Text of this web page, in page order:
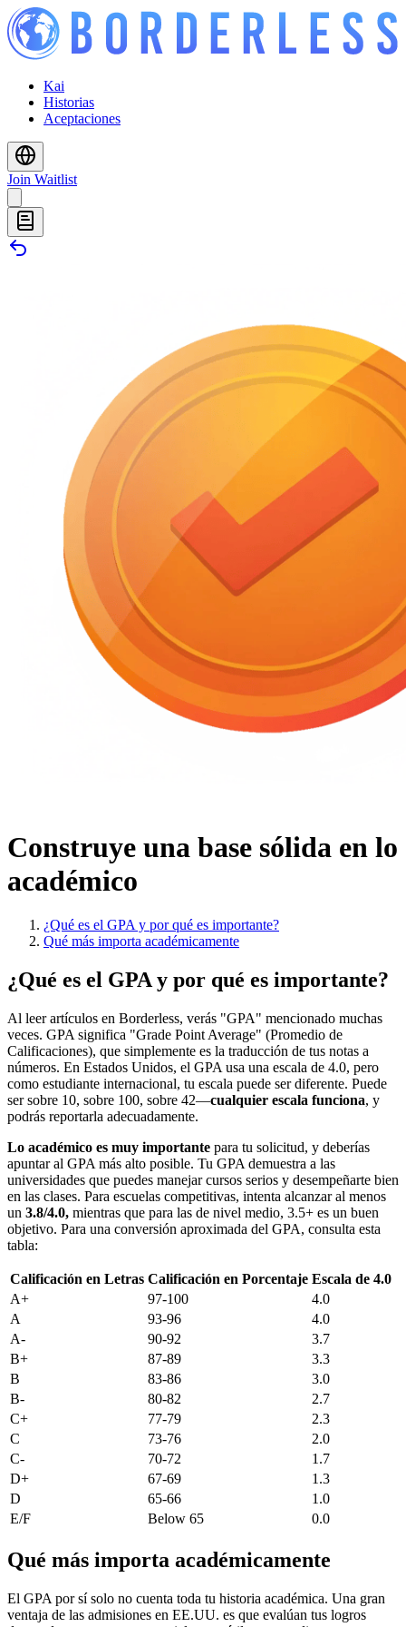
Kai
Historias
Aceptaciones
Join Waitlist
Construye una base sólida en lo
académico
¿Qué es el GPA y por qué es importante?
Qué más importa académicamente
¿Qué es el GPA y por qué es importante?
Al leer artículos en Borderless, verás "GPA" mencionado muchas
veces. GPA significa "Grade Point Average" (Promedio de
Calificaciones), que simplemente es la traducción de tus notas a
números. En Estados Unidos, el GPA usa una escala de 4.0, pero
como estudiante internacional, tu escala puede ser diferente. Puede
ser sobre 10, sobre 100, sobre 42—cualquier escala funciona, y
podrás reportarla adecuadamente.
Lo académico es muy importante para tu solicitud, y deberías
apuntar al GPA más alto posible. Tu GPA demuestra a las
universidades que puedes manejar cursos serios y desempeñarte bien
en las clases. Para escuelas competitivas, intenta alcanzar al menos
un 3.8/4.0, mientras que para las de nivel medio, 3.5+ es un buen
objetivo. Para una conversión aproximada del GPA, consulta esta
tabla:
Calificación en Letras Calificación en Porcentaje Escala de 4.0
A+
97-100
4.0
A
93-96
4.0
A-
90-92
3.7
B+
87-89
3.3
B
83-86
3.0
B-
80-82
2.7
C+
77-79
2.3
C
73-76
2.0
C-
70-72
1.7
D+
67-69
1.3
D
65-66
1.0
E/F
Below 65 0.0
Qué más importa académicamente
El GPA por sí solo no cuenta toda tu historia académica. Una gran
ventaja de las admisiones en EE.UU. es que evalúan tus logros